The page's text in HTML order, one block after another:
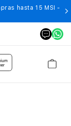
hasta 15 MSI -